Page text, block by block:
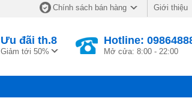
Chính sách bán hàng Giới thiệu
Ưu đãi th.8
Giảm tới 50%
Hotline:
Mở cửa: 8:00 - 22:00